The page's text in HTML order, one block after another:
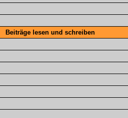
Beiträge lesen und schreiben